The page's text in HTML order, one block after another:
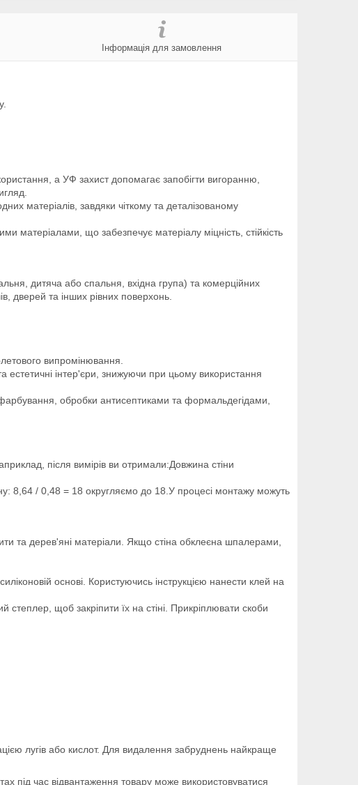
Інформація для замовлення
а УФ захист допомагає запобігти вигоранню,
матеріалів, завдяки чіткому та деталізованому
матеріалами, що забезпечує матеріалу міцність, стійкість
дитяча або спальня, вхідна група) та комерційних
дверей та інших рівних поверхонь.
випромінювання.
естетичні інтер'єри, знижуючи при цьому використання
обробки антисептиками та формальдегідами,
після вимірів ви отримали:Довжина стіни
8,64 / 0,48 = 18 округляємо до 18.У процесі монтажу можуть
та дерев'яні матеріали. Якщо стіна обклеєна шпалерами,
основі. Користуючись інструкцією нанести клей на
щоб закріпити їх на стіні. Прикріплювати скоби
лугів або кислот. Для видалення забруднень найкраще
під час відвантаження товару може використовуватися